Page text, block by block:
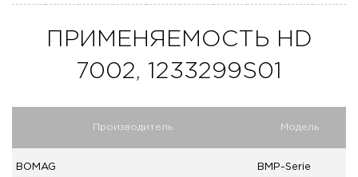
ПРИМЕНЯЕМОСТЬ HD
7002, 1233299S01
Производитель Модель
BOMAG BMP-Serie